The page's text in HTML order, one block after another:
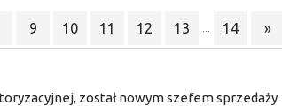
9 10 11 12 13 14 »
został nowym szefem sprzedaży